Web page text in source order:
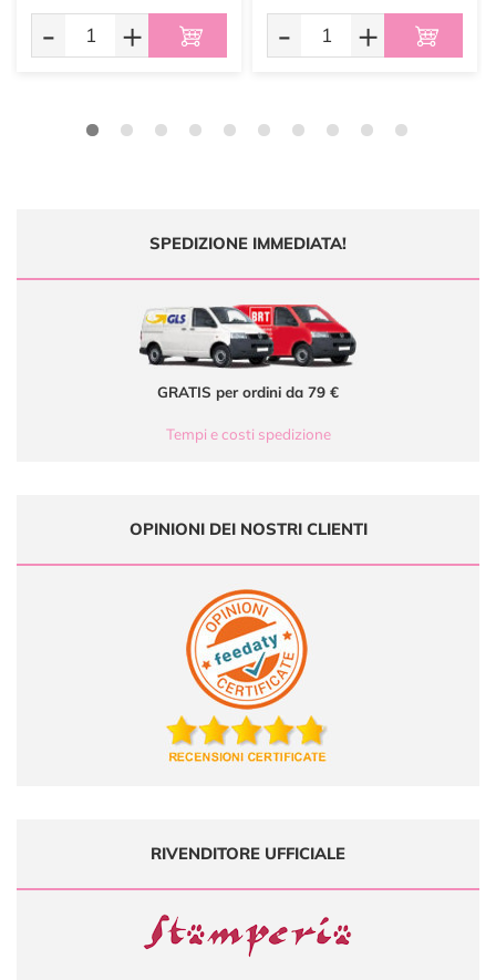
- + - +
SPEDIZIONE IMMEDIATA!
GRATIS per ordini da 79 €
Tempi e costi spedizione
OPINIONI DEI NOSTRI CLIENTI
RIVENDITORE UFFICIALE